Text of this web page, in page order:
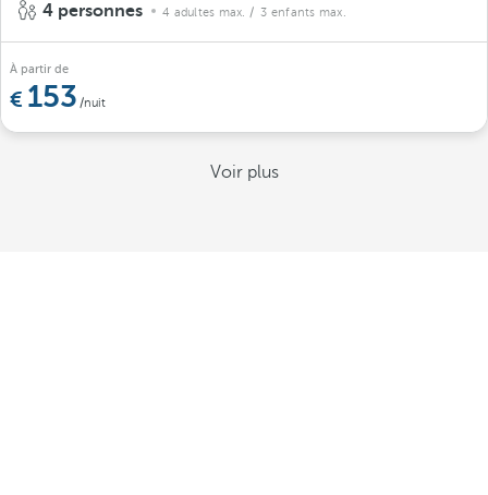
4 personnes 4 adultes max. / 3 enfants max.
À partir de
153 /nuit
Voir plus